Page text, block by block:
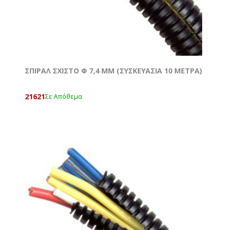
ΣΠΙΡΑΛ ΣΧΙΣΤΟ Φ 7,4 MM (ΣΥΣΚΕΥΑΣΙΑ 10 ΜΕΤΡΑ)
21621Σε Απόθεμα